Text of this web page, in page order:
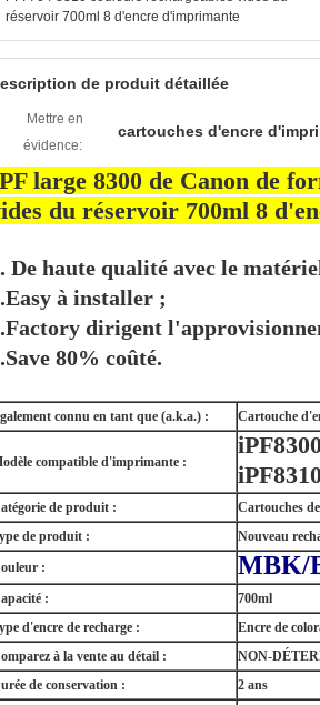
réservoir 700ml 8 d'encre d'imprimante
de produit détaillée
Mettre en
évidence:
cartouches d'encre
large 8300 de Canon de
du réservoir 700ml 8
De haute qualité avec le
à installer ;
dirigent
80% coûté.
connu en tant que (a.k.a.) : Cartouche
compatible d'imprimante :
de produit :
Cartouches
de produit :
Nouveau
:
MBK/
:
700ml
d'encre de recharge :
Encre de
à la vente au détail :
NON-
de conservation :
2 ans